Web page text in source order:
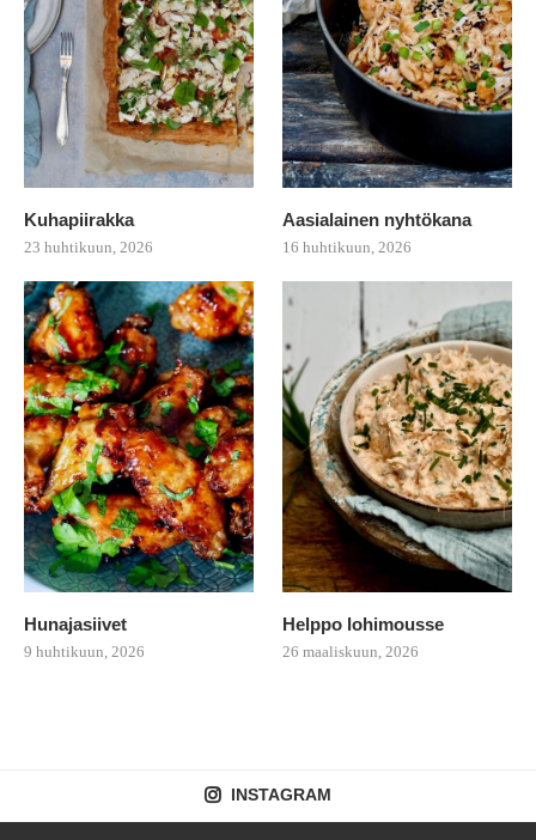
Kuhapiirakka
23 huhtikuun, 2026
Aasialainen nyhtökana
16 huhtikuun, 2026
Hunajasiivet
9 huhtikuun, 2026
Helppo lohimousse
26 maaliskuun, 2026
INSTAGRAM